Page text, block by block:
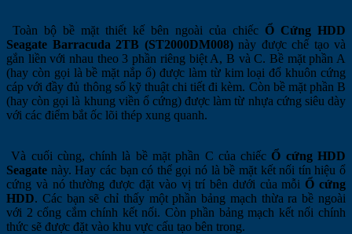
Toàn bộ bề mặt thiết kế bên ngoài của chiếc Ổ Cứng HDD
Seagate Barracuda 2TB (ST2000DM008)này được chế tạo và
gắn liền với nhau theo 3 phần riêng biệt A, B và C. Bề mặt phần A
(hay còn gọi là bề mặt nắp ổ) được làm từ kim loại đổ khuôn cứng
cáp với đầy đủ thông số kỹ thuật chi tiết đi kèm. Còn bề mặt phần B
(hay còn gọi là khung viền ổ cứng) được làm từ nhựa cứng siêu dày
với các điểm bắt ốc lõi thép xung quanh.
Và cuối cùng, chính là bề mặt phần C của chiếc Ổ cứng HDD
Seagate này. Hay các bạn có thể gọi nó là bề mặt kết nối tín hiệu ổ
cứng và nó thường được đặt vào vị trí bên dưới của mỗi Ổ cứng
HDD. Các bạn sẽ chỉ thấy một phần bảng mạch thừa ra bề ngoài
với 2 cổng cắm chính kết nối. Còn phần bảng mạch kết nối chính
thức sẽ được đặt vào khu vực cấu tạo bên trong.